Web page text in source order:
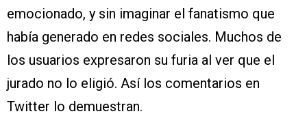
emocionado, y sin imaginar el fanatismo que
había generado en redes sociales. Muchos de
los usuarios expresaron su furia al ver que el
jurado no lo eligió. Así los comentarios en
Twitter lo demuestran.